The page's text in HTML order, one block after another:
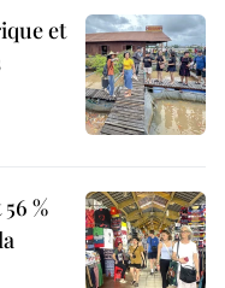
et
%